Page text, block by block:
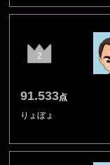
2
91.533点
りょぼょ